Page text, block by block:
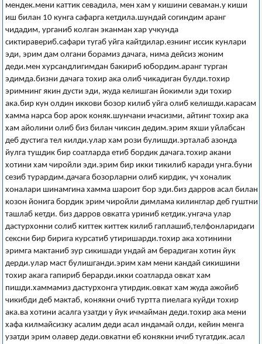
мендек.мени каттик севадила, мен хам у кишини севаман.у киши
иш билан 10 кунга сафарга кетдила.шундай согиндим аранг
чидадим, урганиб колган эканман хар учкунда
сиктиравериб.сафари тугаб уйга кайтдилар.езнинг иссик кунлари
эди, эрим дам олгани борамиз дачага, нима дейсиз жоним
деди.мен хурсандлигимдан бакириб юбордим.аранг турган
эдимда.бизни дачага тохир ака олиб чикадиган булди.тохир
эримнинг якин дусти эди, жуда келишган йокимли эди тохир
ака.бир кун олдин иккови бозор килиб уйга олиб келишди.карасам
хамма нарса бор арок коняк.шунчани ичасизми, айтинг тохир ака
хам айолини олиб биз билан чиксин дедим.эрим яхши уйлабсан
деб дустига тел килди.улар хам рози булишди.эрталаб азонда
йулга тушдик бир соатларда етиб бордик дачага.тохир акани
хотини хам чиройли эди.эрим бир икки тикилиб каради унга.буни
сезиб турардим.дачага бозорларни олиб кирдик, уч хоналик
хоналари шинамгина хамма шароит бор эди.биз дарров асал билан
козон йонига бордик эрим чиройли димлама килинглар деб гуштни
ташлаб кетди. биз дарров овкатга уриниб кетдик.унгача улар
дастурхонни солиб киттек киттек килиб гаплашиб,телфонларидаги
сексни бир бирига курсатиб утиришарди.тохир ака хотинини
эримга мактаниб зур сикишади ундай ам берадиган хотин йук
дерди.улар маст булишганди.эрим хам мени кандай сикишини
тохир акага гапириб берарди.икки соатларда овкат хам
пишди.хаммамиз дастурхонга утирдик.овкат хам жуда ажойиб
чикибди деб мактаб, конякни очиб туртта пиелага куйди тохир
ака.ва хотини асалга узатди у йук ичмайман деди.тохир ака мени
хафа килмайсизку асалим деди асал индамай олди, кейин менга
узатди эрим олавер деди.овкатни еб конякни ичиб тугатдик.асал